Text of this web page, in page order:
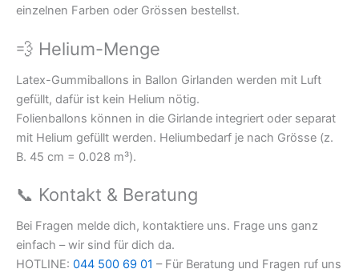
einzelnen Farben oder Grössen bestellst.
💨 Helium-Menge
Latex-Gummiballons in Ballon Girlanden werden mit Luft
gefüllt, dafür ist kein Helium nötig.
Folienballons können in die Girlande integriert oder separat
mit Helium gefüllt werden. Heliumbedarf je nach Grösse (z.
B. 45 cm = 0.028 m³).
📞 Kontakt & Beratung
Bei Fragen melde dich, kontaktiere uns. Frage uns ganz
einfach – wir sind für dich da.
HOTLINE: 044 500 69 01 – Für Beratung und Fragen ruf uns